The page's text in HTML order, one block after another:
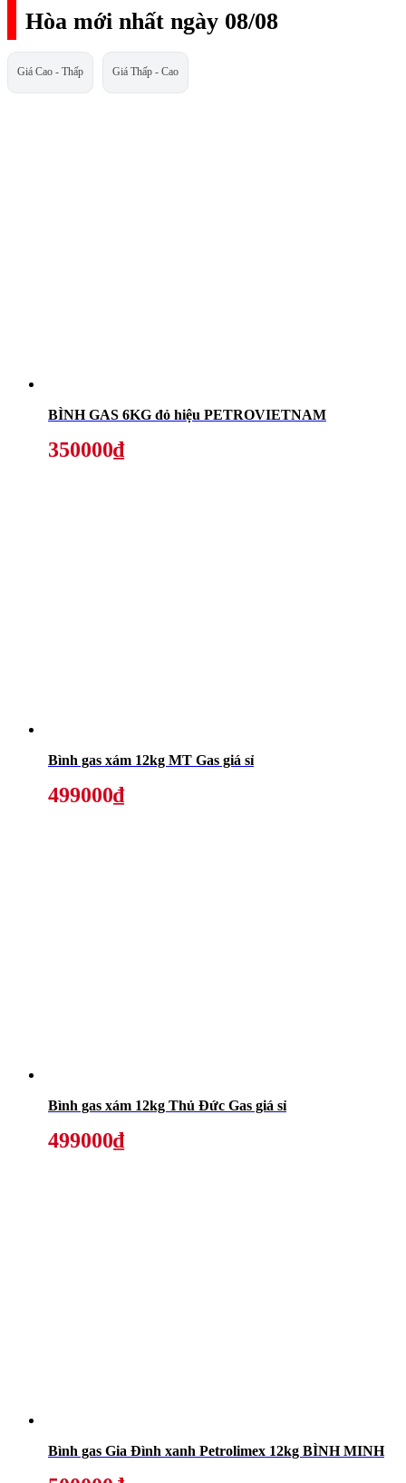
Hòa mới nhất ngày 08/08
Giá Cao - Thấp Giá Thấp - Cao
BÌNH GAS 6KG đỏ hiệu PETROVIETNAM
350000₫
Bình gas xám 12kg MT Gas giá sỉ
499000₫
Bình gas xám 12kg Thủ Đức Gas giá sỉ
499000₫
Bình gas Gia Đình xanh Petrolimex 12kg BÌNH MINH